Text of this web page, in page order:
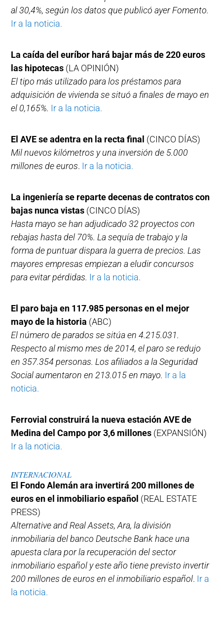
al 30,4%, según los datos que publicó ayer Fomento.
Ir a la noticia.
La caída del euríbor hará bajar más de 220 euros
las hipotecas (LA OPINIÓN)
El tipo más utilizado para los préstamos para
adquisición de vivienda se situó a finales de mayo en
el 0,165%. Ir a la noticia.
El AVE se adentra en la recta final (CINCO DÍAS)
Mil nuevos kilómetros y una inversión de 5.000
millones de euros. Ir a la noticia.
La ingeniería se reparte decenas de contratos con
bajas nunca vistas (CINCO DÍAS)
Hasta mayo se han adjudicado 32 proyectos con
rebajas hasta del 70%. La sequía de trabajo y la
forma de puntuar dispara la guerra de precios. Las
mayores empresas empiezan a eludir concursos
para evitar pérdidas. Ir a la noticia.
El paro baja en 117.985 personas en el mejor
mayo de la historia (ABC)
El número de parados se sitúa en 4.215.031.
Respecto al mismo mes de 2014, el paro se redujo
en 357.354 personas. Los afiliados a la Seguridad
Social aumentaron en 213.015 en mayo. Ir a la
noticia.
Ferrovial construirá la nueva estación AVE de
Medina del Campo por 3,6 millones (EXPANSIÓN)
Ir a la noticia.
INTERNACIONAL
El Fondo Alemán ara invertirá 200 millones de
euros en el inmobiliario español (REAL ESTATE
PRESS)
Alternative and Real Assets, Ara, la división
inmobiliaria del banco Deutsche Bank hace una
apuesta clara por la recuperación del sector
inmobiliario español y este año tiene previsto invertir
200 millones de euros en el inmobiliario español. Ir a
la noticia.